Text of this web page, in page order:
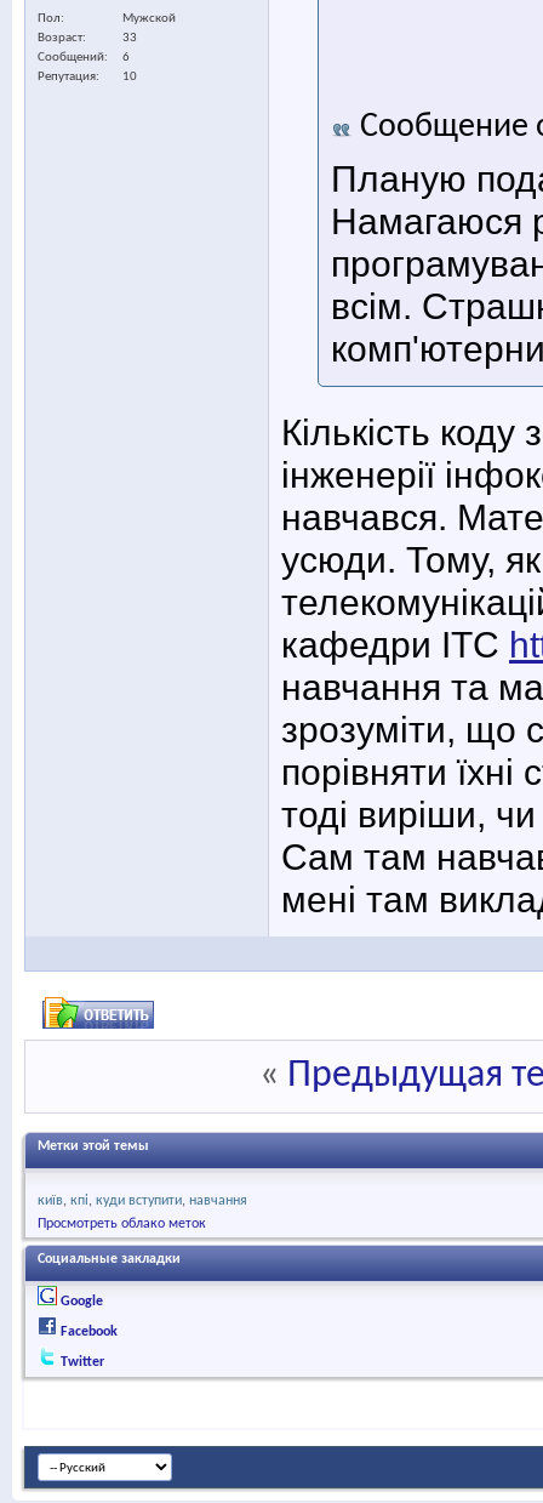
Пол
Мужской
Возраст
33
Сообщений
6
Репутация
10
Сообщение
Планую
Намагаюся
всім.
Кількість
інженерії
навчався.
усюди. Тому,
кафедри ІТС
навчання та
зрозуміти, що
порівняти
тоді виріши,
Сам там
мені там
« Предыдущая
Метки этой темы
київ кпі куди вступити навчання
Просмотреть облако меток
Социальные закладки
Google
Facebook
Twitter